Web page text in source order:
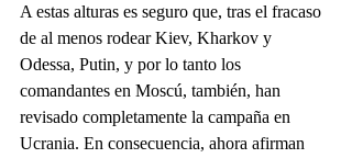
A estas alturas es seguro que, tras el fracaso
de al menos rodear Kiev, Kharkov y
Odessa, Putin, y por lo tanto los
comandantes en Moscú, también, han
revisado completamente la campaña en
Ucrania. En consecuencia, ahora afirman